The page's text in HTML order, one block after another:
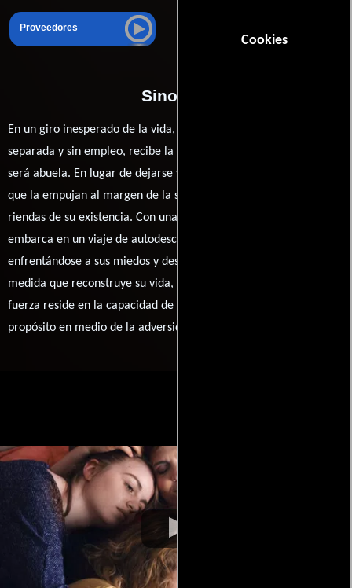
Cookies
Proveedores
Sinopsis
En un giro inesperado de la vida, una mujer, recientemente
separada y sin empleo, recibe la noticia que cambiará su destino:
será abuela. En lugar de dejarse vencer por las circunstancias
que la empujan al margen de la sociedad, decide tomar las
riendas de su existencia. Con una determinación renovada, se
embarca en un viaje de autodescubrimiento y empoderamiento,
enfrentándose a sus miedos y desafiando las expectativas. A
medida que reconstruye su vida, descubre que la verdadera
fuerza reside en la capacidad de reinventarse y encontrar un
propósito en medio de la adversidad.